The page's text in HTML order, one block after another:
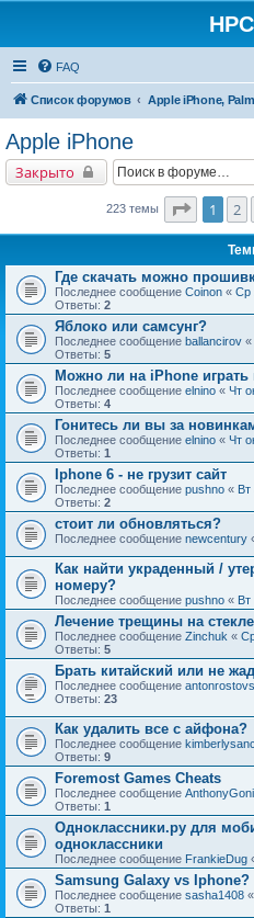
FAQ
Список форумов
Apple iPhone
Закрыто
223 темы 1 2
Где скачать можно
Последнее сообщение Coinon « Ср
Ответы: 2
Яблоко или самсунг?
Последнее сообщение ballancirov «
Ответы: 5
Можно ли на iPhone
Последнее сообщение elnino « Чт
Ответы: 4
Гонитесь ли вы за
Последнее сообщение elnino « Чт
Ответы: 1
Iphone 6 - не грузит сайт
Последнее сообщение pushno « Вт
Ответы: 2
стоит ли обновляться?
Последнее сообщение newcentury
Как найти украденный /
номеру?
Последнее сообщение pushno « Вт
Лечение трещины на
Последнее сообщение Zinchuk «
Ответы: 5
Брать китайский или не
Последнее сообщение
Ответы: 23
Как удалить все с айфона?
Последнее сообщение
Ответы: 9
Foremost Games Cheats
Последнее сообщение AnthonyGoni
Ответы: 1
Одноклассники.ру для
одноклассники
Последнее сообщение FrankieDug
Samsung Galaxy vs Iphone?
Последнее сообщение sasha1408 «
Ответы: 1